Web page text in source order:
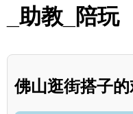
_助教_陪玩
佛山逛街搭子